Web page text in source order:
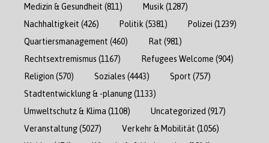
Medizin & Gesundheit (811) Musik (1287)
Nachhaltigkeit (426) Politik (5381) Polizei (1239)
Quartiersmanagement (460) Rat (981)
Rechtsextremismus (1167) Refugees Welcome (904)
Religion (570) Soziales (4443) Sport (757)
Stadtentwicklung & -planung(1133)
Umweltschutz & Klima (1108) Uncategorized (917)
Veranstaltung(5027) Verkehr & Mobilität (1056)